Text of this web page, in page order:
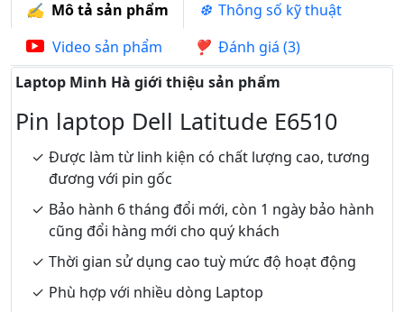
Mô tả sản phẩm
Thông số kỹ thuật
Video sản phẩm
Đánh giá (3)
Laptop Minh Hà giới thiệu sản phẩm
Pin laptop Dell Latitude E6510
Được làm từ linh kiện có chất lượng cao, tương
đương với pin gốc
Bảo hành 6 tháng đổi mới, còn 1 ngày bảo hành
cũng đổi hàng mới cho quý khách
Thời gian sử dụng cao tuỳ mức độ hoạt động
Phù hợp với nhiều dòng Laptop